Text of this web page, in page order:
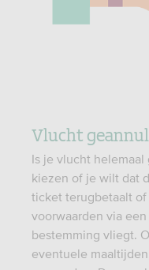
Vlucht
Is je vlucht helemaal
kiezen of je wilt dat
ticket terugbetaalt
voorwaarden via
bestemming vliegt.
eventuele